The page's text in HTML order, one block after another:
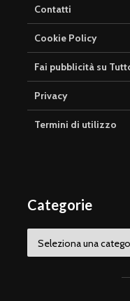
Contatti
Cookie Policy
Fai pubblicità su
Privacy
Termini di utilizzo
Categorie